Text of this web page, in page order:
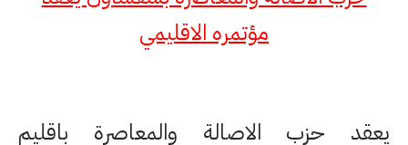
مؤتمره الاقليمي
يعقد حزب الاصالة والمعاصرة باقليم